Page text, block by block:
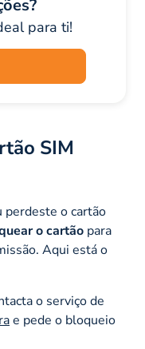
para ti!
SIM
o cartão
o cartão para
Aqui está o
o serviço de
e pede o bloqueio